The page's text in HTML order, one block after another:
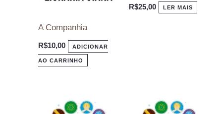
A Companhia
R$10,00 ADICIONAR
AO CARRINHO
R$25,00 LER MAIS